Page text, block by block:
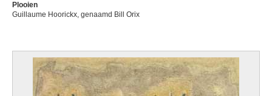
Plooien
Guillaume Hoorickx, genaamd Bill Orix